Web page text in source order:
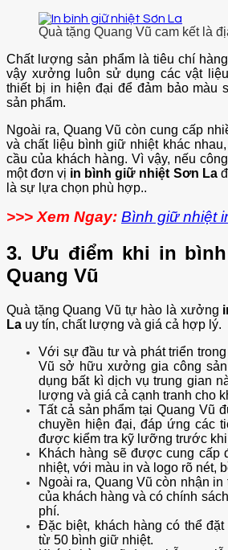
Quà tặng Quang Vũ cam kết là
Chất lượng sản phẩm là tiêu chí
vậy xưởng luôn sử dụng các vật
thiết bị in hiện đại để đảm bảo màu
sản phẩm.
Ngoài ra, Quang Vũ còn cung cấp
và chất liệu bình giữ nhiệt khác
cầu của khách hàng. Vì vậy, nếu
một đơn vị in bình giữ nhiệt Sơn La
là sự lựa chọn phù hợp..
>>> Xem Ngay: Bình giữ nhiệt
3. Ưu điểm khi in
Quang Vũ
Quà tặng Quang Vũ tự hào là xưởng
La uy tín, chất lượng và giá cả hợp lý.
Với sự đầu tư và phát triển
Vũ sở hữu xưởng gia công
dụng bất kì dịch vụ trung gian
lượng và giá cả cạnh tranh cho
Tất cả sản phẩm tại Quang Vũ
chuyền hiện đại, đáp ứng các
được kiểm tra kỹ lưỡng trước
Khách hàng sẽ được cung cấp
nhiệt, với màu in và logo rõ nét,
Ngoài ra, Quang Vũ còn nhận
của khách hàng và có chính
phí.
Đặc biệt, khách hàng có thể
từ 50 bình giữ nhiệt.